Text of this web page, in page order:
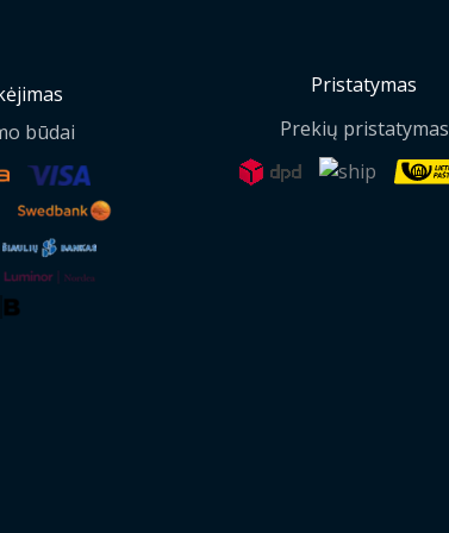
būdai
Pristatymas
Prekių pristatymas